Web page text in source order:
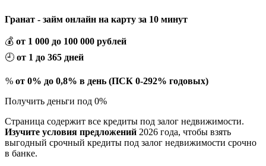
Гранат - займ онлайн на карту за 10 минут
💰 от 1 000 до 100 000 рублей
🕘 от 1 до 365 дней
% от 0% до 0,8% в день (ПСК 0-292% годовых)
Получить деньги под 0%
Страница содержит все кредиты под залог недвижимости.
Изучите условия предложений 2026 года, чтобы взять
выгодный срочный кредиты под залог недвижимости срочно
в банке.